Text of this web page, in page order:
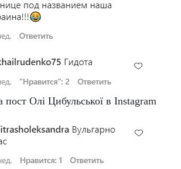
пост Олі Цибульської в Instagram